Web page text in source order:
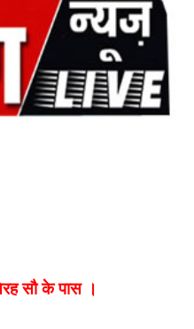
सौ के पास ।